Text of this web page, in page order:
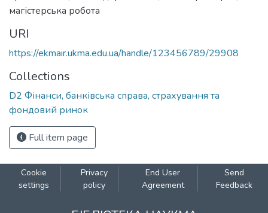
магістерська робота
URI
https://ekmair.ukma.edu.ua/handle/123456789/29908
Collections
D2 Фінанси, банківська справа, страхування та
фондовий ринок
Full item page
Cookie
settings
Privacy
policy
End User
Agreement
Send
Feedback